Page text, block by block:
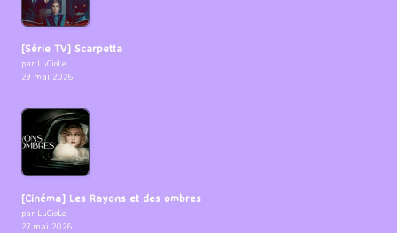
[Série TV] Scarpetta
par LuCioLe
29 mai 2026
[Cinéma] Les Rayons et des ombres
par LuCioLe
27 mai 2026